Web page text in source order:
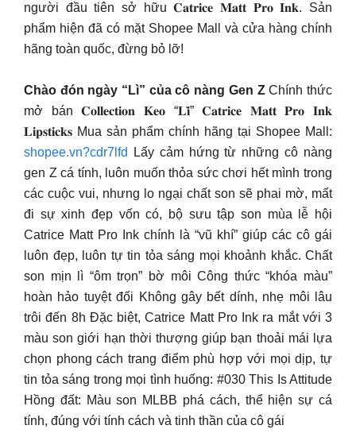
người đầu tiên sở hữu 𝐂𝐚𝐭𝐫𝐢𝐜𝐞 𝐌𝐚𝐭𝐭 𝐏𝐫𝐨 𝐈𝐧𝐤. Sản
phẩm hiện đã có mặt Shopee Mall và cửa hàng chính
hãng toàn quốc, đừng bỏ lỡ!
Chào đón ngày “Lì” của cô nàng Gen ZChính thức
mở bán 𝐂𝐨𝐥𝐥𝐞𝐜𝐭𝐢𝐨𝐧 𝐊𝐞𝐨 “𝐋𝐢̀” 𝐂𝐚𝐭𝐫𝐢𝐜𝐞 𝐌𝐚𝐭𝐭 𝐏𝐫𝐨 𝐈𝐧𝐤
𝐋𝐢𝐩𝐬𝐭𝐢𝐜𝐤𝐬 Mua sản phẩm chính hãng tại Shopee Mall:
shopee.vn?cdr7lfd
Lấy cảm hứng từ những cô nàng
gen Z cá tính, luôn muốn thỏa sức chơi hết mình trong
các cuộc vui, nhưng lo ngại chất son sẽ phai mờ, mất
đi sự xinh đẹp vốn có, bộ sưu tập son mùa lễ hội
Catrice Matt Pro Ink chính là “vũ khí” giúp các cô gái
luôn đẹp, luôn tự tin tỏa sáng mọi khoảnh khắc. Chất
son mịn lì “ôm trọn” bờ môi Công thức “khóa màu”
hoàn hảo tuyệt đối Không gây bết dính, nhẹ môi lâu
trôi đến 8h Đặc biệt, Catrice Matt Pro Ink ra mắt với 3
màu son giới hạn thời thượng giúp bạn thoải mái lựa
chọn phong cách trang điểm phù hợp với mọi dịp, tự
tin tỏa sáng trong mọi tình huống: #030 This Is Attitude
Hồng đất: Màu son MLBB phá cách, thể hiện sự cá
tính, đúng với tính cách và tinh thần của cô gái